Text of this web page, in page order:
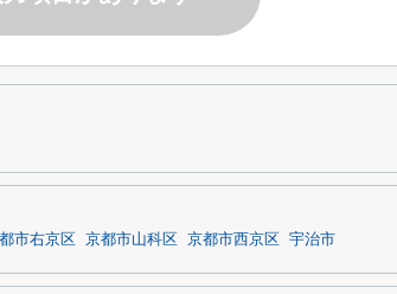
市右京区 京都市山科区 京都市西京区 宇治市